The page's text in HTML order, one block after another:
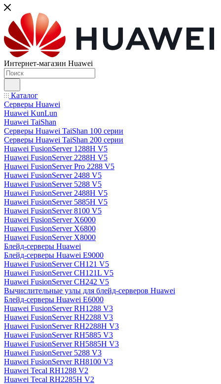
Интернет-магазин Huawei
Каталог
Серверы Huawei
Huawei KunLun
Huawei TaiShan
Серверы Huawei TaiShan 100 серии
Серверы Huawei TaiShan 200 серии
Huawei FusionServer 1288H V5
Huawei FusionServer 2288H V5
Huawei FusionServer Pro 2288 V5
Huawei FusionServer 2488 V5
Huawei FusionServer 5288 V5
Huawei FusionServer 2488H V5
Huawei FusionServer 5885H V5
Huawei FusionServer 8100 V5
Huawei FusionServer X6000
Huawei FusionServer X6800
Huawei FusionServer X8000
Блейд-серверы Huawei
Блейд-серверы Huawei E9000
Huawei FusionServer CH121 V5
Huawei FusionServer CH121L V5
Huawei FusionServer CH242 V5
Вычислительные узлы для блейд-серверов Huawei
Блейд-серверы Huawei E6000
Huawei FusionServer RH1288 V3
Huawei FusionServer RH2288 V3
Huawei FusionServer RH2288H V3
Huawei FusionServer RH5885 V3
Huawei FusionServer RH5885H V3
Huawei FusionServer 5288 V3
Huawei FusionServer RH8100 V3
Huawei Tecal RH1288 V2
Huawei Tecal RH2285H V2